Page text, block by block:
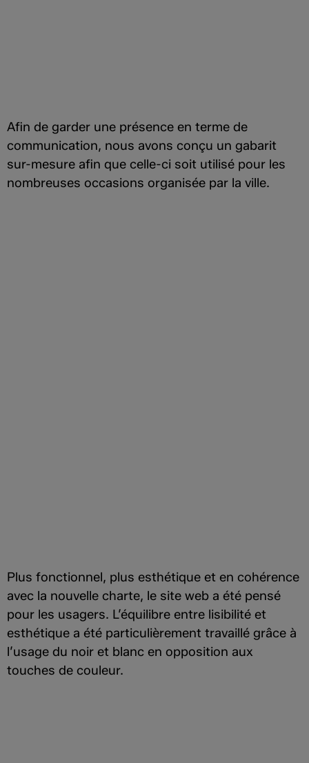
Afin de garder une présence en terme de
communication, nous avons conçu un gabarit
sur-mesure afin que celle-ci soit utilisé pour les
nombreuses occasions organisée par la ville.
Plus fonctionnel, plus esthétique et en cohérence
avec la nouvelle charte, le site web a été pensé
pour les usagers. L’équilibre entre lisibilité et
esthétique a été particulièrement travaillé grâce à
l’usage du noir et blanc en opposition aux
touches de couleur.